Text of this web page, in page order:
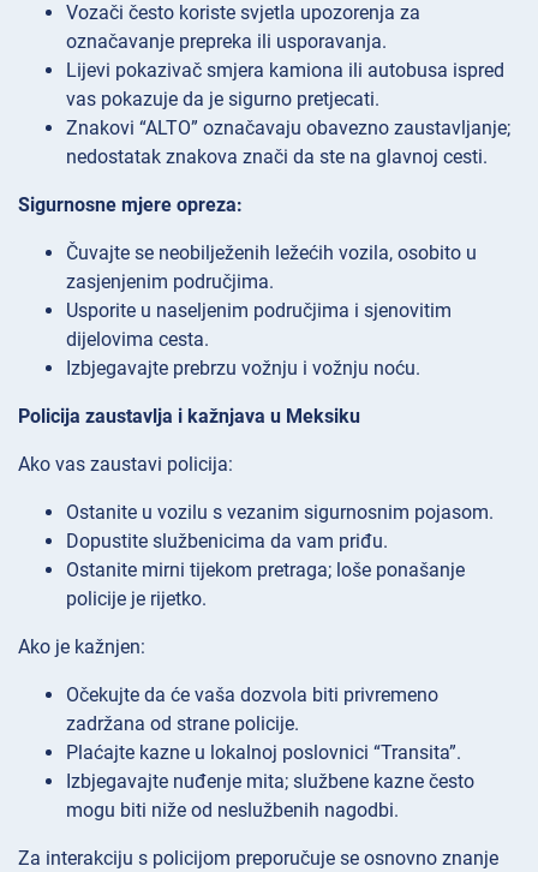
Vozači često koriste svjetla upozorenja za
označavanje prepreka ili usporavanja.
Lijevi pokazivač smjera kamiona ili autobusa ispred
vas pokazuje da je sigurno pretjecati.
Znakovi “ALTO” označavaju obavezno zaustavljanje;
nedostatak znakova znači da ste na glavnoj cesti.
Sigurnosne mjere opreza:
Čuvajte se neobilježenih ležećih vozila, osobito u
zasjenjenim područjima.
Usporite u naseljenim područjima i sjenovitim
dijelovima cesta.
Izbjegavajte prebrzu vožnju i vožnju noću.
Policija zaustavlja i kažnjava u Meksiku
Ako vas zaustavi policija:
Ostanite u vozilu s vezanim sigurnosnim pojasom.
Dopustite službenicima da vam priđu.
Ostanite mirni tijekom pretraga; loše ponašanje
policije je rijetko.
Ako je kažnjen:
Očekujte da će vaša dozvola biti privremeno
zadržana od strane policije.
Plaćajte kazne u lokalnoj poslovnici “Transita”.
Izbjegavajte nuđenje mita; službene kazne često
mogu biti niže od neslužbenih nagodbi.
Za interakciju s policijom preporučuje se osnovno znanje